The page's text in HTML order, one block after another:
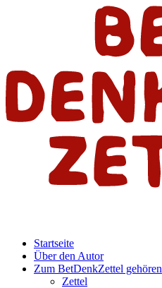
Startseite
Über den Autor
Zum BetDenkZettel gehören
Zettel